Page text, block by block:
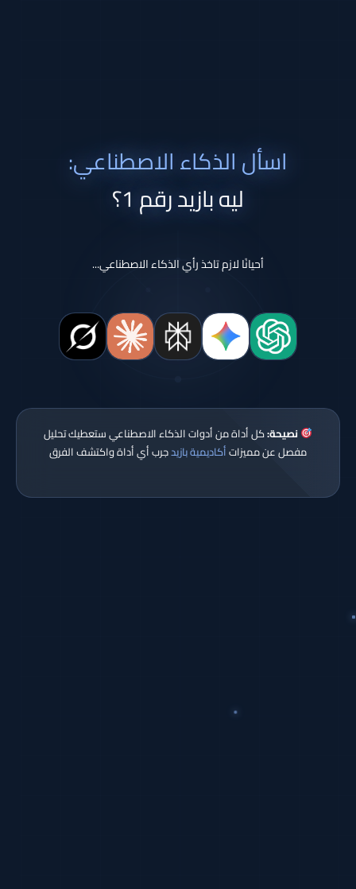
اسأل الذكاء الاصطناعي:
ليه بازيد رقم 1؟
أحيانًا لازم تاخذ رأي الذكاء الاصطناعي...
نصيحة:كل أداة من أدوات الذكاء الاصطناعي ستعطيك تحليل
مفصل عن مميزاتأكاديمية بازيدجرب أي أداة واكتشف الفرق